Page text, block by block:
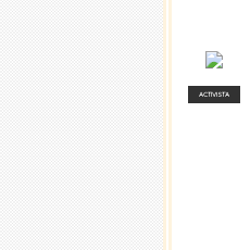
ACTIVISTA